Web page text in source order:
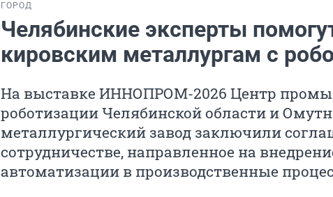
ГОРОД
Челябинские эксперты
кировским металлургам с
На выставке ИННОПРОМ-2026 Центр
роботизации Челябинской области и
металлургический завод заключили
сотрудничестве, направленное на
автоматизации в производственные